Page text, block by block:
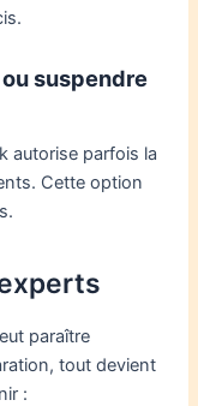
suspendre
autorise parfois la
Cette option
paraître
tout devient
: